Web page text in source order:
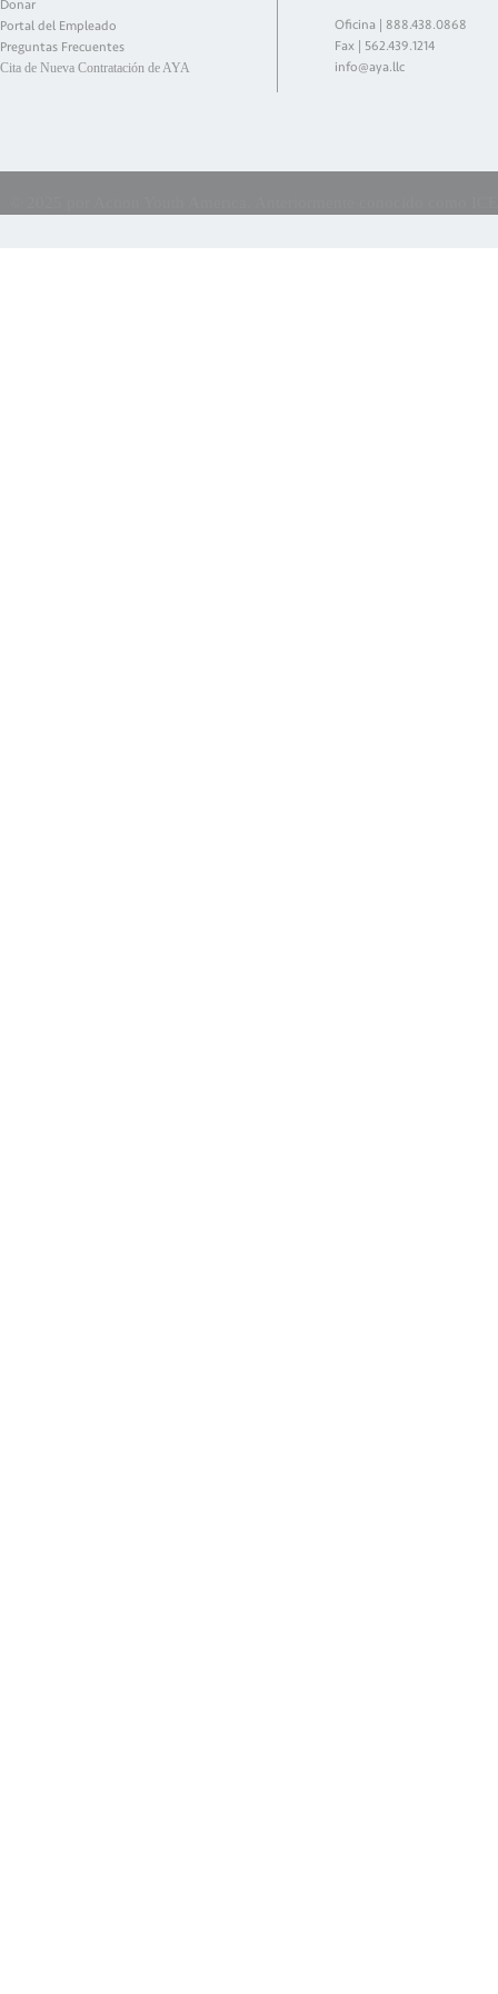
Donar
Portal del Empleado
Preguntas Frecuentes
Cita de Nueva Contratación de AYA
Oficina | 888.438.0868
Fax | 562.439.1214
info@aya.llc